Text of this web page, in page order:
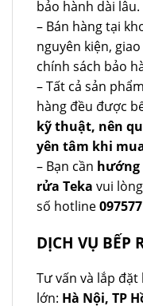
bảo hành dài lâu.
– Bán hàng tại
nguyên kiện,
chính sách bảo
– Tất cả sản
hàng đều được
kỹ thuật, nên
yên tâm khi
– Bạn cần hướng
rửa Teka vui
số hotline
DỊCH VỤ BẾP
Tư vấn và lắp
lớn: Hà Nội, TP